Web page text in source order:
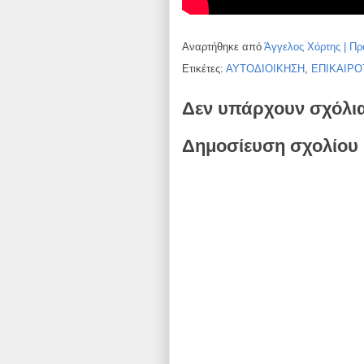
Αναρτήθηκε από Άγγελος Χόρτης |
Ετικέτες: ΑΥΤΟΔΙΟΙΚΗΣΗ ,
Δεν υπάρχουν
Δημοσίευση σχολίου